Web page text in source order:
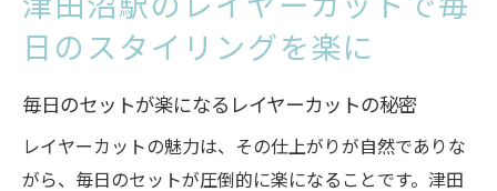
日のスタイリングを楽に
毎日のセットが楽になるレイヤーカットの秘密
レイヤーカットの魅力は、その仕上がりが自然でありな
がら、毎日のセットが圧倒的に楽になることです。津田